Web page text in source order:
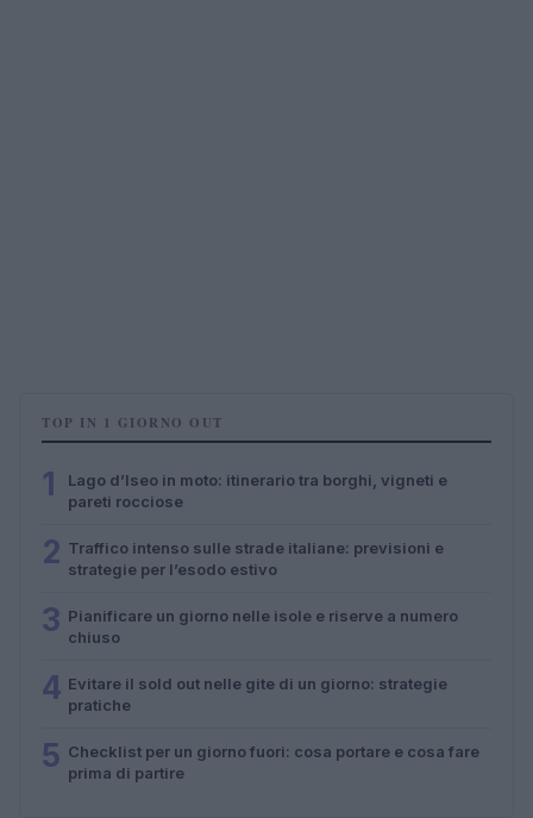
TOP IN 1 GIORNO OUT
1
Lago d’Iseo in moto: itinerario tra borghi, vigneti e
pareti rocciose
2 Traffico intenso sulle strade italiane: previsioni e
strategie per l’esodo estivo
3 Pianificare un giorno nelle isole e riserve a numero
chiuso
4 Evitare il sold out nelle gite di un giorno: strategie
pratiche
5 Checklist per un giorno fuori: cosa portare e cosa fare
prima di partire